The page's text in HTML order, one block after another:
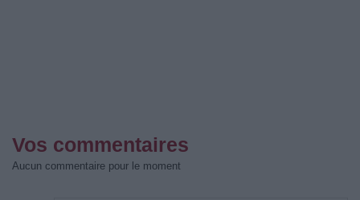
Vos commentaires
Aucun commentaire pour le moment